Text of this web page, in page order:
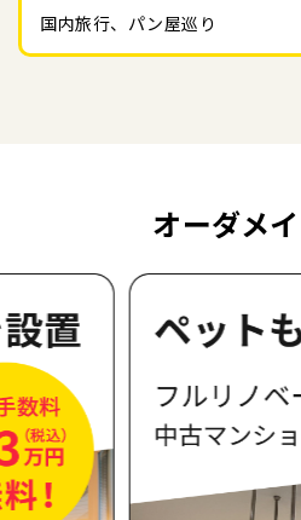
国内旅行、パン屋巡り
オーダメ